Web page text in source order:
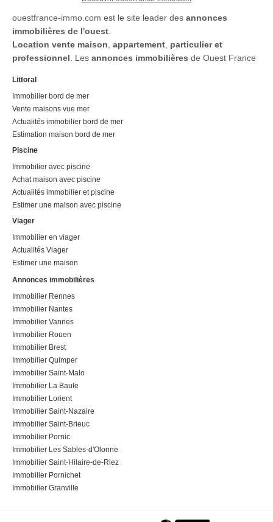
ouestfrance-immo.com est le site leader des annonces
immobilières de l'ouest
Location vente maison appartement particulier et
professionnel . Les annonces immobilières de Ouest France
Littoral
Immobilier bord de mer
Vente maisons vue mer
Actualités immobilier bord de mer
Estimation maison bord de mer
Piscine
Immobilier avec piscine
Achat maison avec piscine
Actualités immobilier et piscine
Estimer une maison avec piscine
Viager
Immobilier en viager
Actualités Viager
Estimer une maison
Annonces immobilières
Immobilier Rennes
Immobilier Nantes
Immobilier Vannes
Immobilier Rouen
Immobilier Brest
Immobilier Quimper
Immobilier Saint-Malo
Immobilier La Baule
Immobilier Lorient
Immobilier Saint-Nazaire
Immobilier Saint-Brieuc
Immobilier Pornic
Immobilier Les Sables-d'Olonne
Immobilier Saint-Hilaire-de-Riez
Immobilier Pornichet
Immobilier Granville